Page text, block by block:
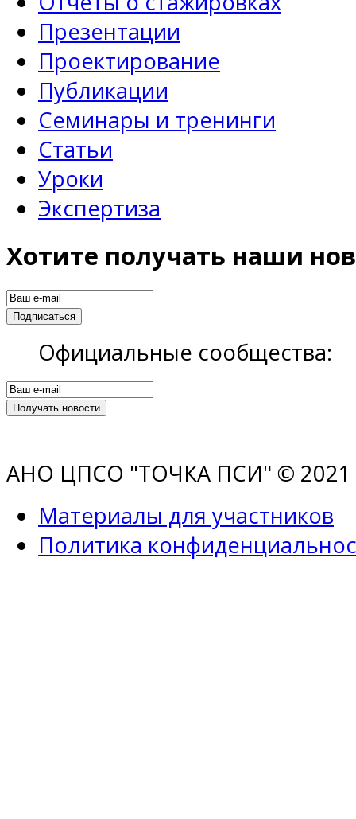
Презентации
Проектирование
Публикации
Семинары и тренинги
Статьи
Уроки
Экспертиза
Хотите получать наши
Официальные сообщества:
АНО ЦПСО "ТОЧКА ПСИ" © 2021
Материалы для участников
Политика